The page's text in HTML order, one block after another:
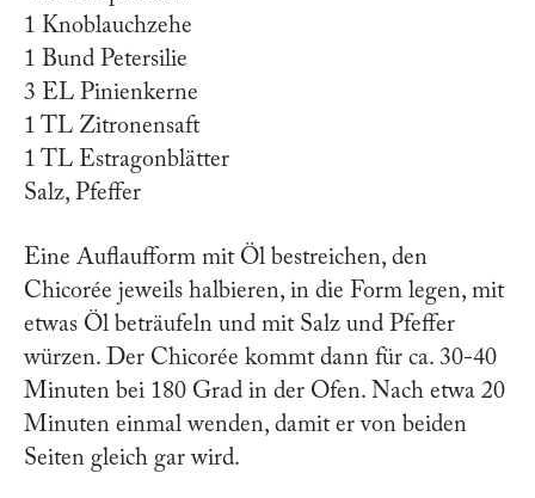
1 Knoblauchzehe
1 Bund Petersilie
3 EL Pinienkerne
1 TL Zitronensaft
1 TL Estragonblätter
Salz, Pfeffer
Eine Auflaufform mit Öl bestreichen, den
Chicorée jeweils halbieren, in die Form legen, mit
etwas Öl beträufeln und mit Salz und Pfeffer
würzen. Der Chicorée kommt dann für ca. 30-40
Minuten bei 180 Grad in der Ofen. Nach etwa 20
Minuten einmal wenden, damit er von beiden
Seiten gleich gar wird.